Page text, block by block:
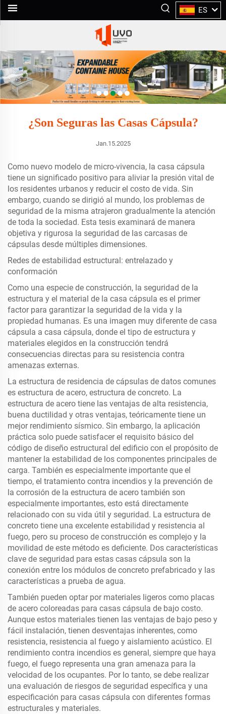
ES
¿Son Seguras las Casas Cápsula?
Jan.15.2025
Como nuevo modelo de micro-vivencia, la casa cápsula
tiene un significado positivo para aliviar la presión vital de
los residentes urbanos y reducir el costo de vida. Sin
embargo, cuando se dirigió al mundo, los problemas de
seguridad de la misma atrajeron gradualmente la atención
de toda la sociedad. Esta tesis examinará de manera
objetiva y rigurosa la seguridad de las carcasas de
cápsulas desde múltiples dimensiones.
Redes de estabilidad estructural: entrelazado y
conformación
Como una especie de construcción, la seguridad de la
estructura y el material de la casa cápsula es el primer
factor para garantizar la seguridad de la vida y la
propiedad humanas. Es una imagen muy diferente de casa
cápsula a casa cápsula, donde el tipo de estructura y
materiales elegidos en la construcción tendrá
consecuencias directas para su resistencia contra
amenazas externas.
La estructura de residencia de cápsulas de datos comunes
es estructura de acero, estructura de concreto. La
estructura de acero tiene las ventajas de alta resistencia,
buena ductilidad y otras ventajas, teóricamente tiene un
mejor rendimiento sísmico. Sin embargo, la aplicación
práctica solo puede satisfacer el requisito básico del
código de diseño estructural del edificio con el propósito de
mantener la estabilidad de los componentes principales de
carga. También es especialmente importante que el
tiempo, el tratamiento contra incendios y la prevención de
la corrosión de la estructura de acero también son
especialmente importantes, esto está directamente
relacionado con su vida útil y seguridad. La estructura de
concreto tiene una excelente estabilidad y resistencia al
fuego, pero su proceso de construcción es complejo y la
movilidad de este método es deficiente. Dos características
clave de seguridad para estas casas cápsula son la
conexión entre los módulos de concreto prefabricado y las
características a prueba de agua.
También pueden optar por materiales ligeros como placas
de acero coloreadas para casas cápsula de bajo costo.
Aunque estos materiales tienen las ventajas de bajo peso y
fácil instalación, tienen desventajas inherentes, como
resistencia, resistencia al fuego y aislamiento acústico. El
rendimiento contra incendios es general, siempre que haya
fuego, el fuego representa una gran amenaza para la
velocidad de los ocupantes. Por lo tanto, se debe realizar
una evaluación de riesgos de seguridad específica y una
especificación para casas cápsula con diferentes formas
estructurales y materiales.